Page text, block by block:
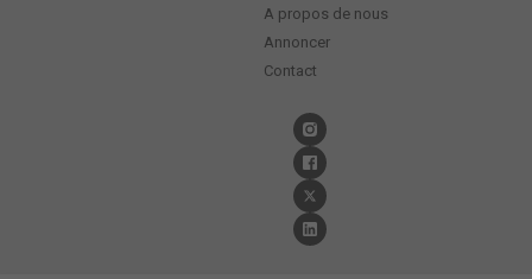
A propos de nous
Annoncer
Contact